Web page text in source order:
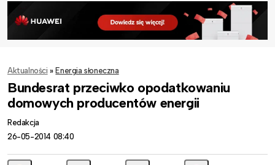
Aktualności » Energia słoneczna
Bundesrat przeciwko opodatkowaniu
domowych producentów energii
Redakcja
26-05-2014 08:40